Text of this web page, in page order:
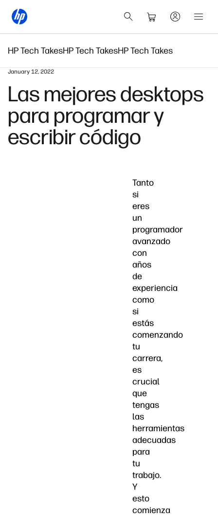
HP Tech TakesHP Tech TakesHP Tech Takes
January 12, 2022
Las mejores desktops
para programar y
escribir código
Tanto
si
eres
un
programador
avanzado
con
años
de
experiencia
como
si
estás
comenzando
tu
carrera,
es
crucial
que
tengas
las
herramientas
adecuadas
para
tu
trabajo.
Y
esto
comienza